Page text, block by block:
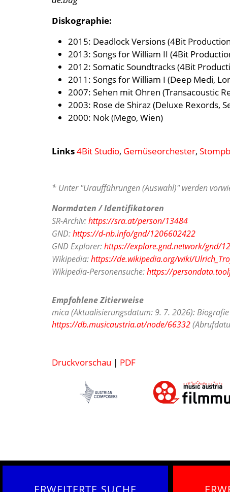
Diskographie:
2015: Deadlock Versions (4Bit
2013: Songs for William II (4Bit
2012: Somatic Soundtracks (4Bit
2011: Songs for William I (Deep Medi,
2007: Sehen mit Ohren (Transacoustic
2003: Rose de Shiraz (Deluxe Rexords,
2000: Nok (Mego, Wien)
Links4Bit Studio, Gemüseorchester,
* Unter "Uraufführungen (Auswahl)" werden
Normdaten / Identifikatoren
SR-Archiv:https://sra.at/person/13484
GND:https://d-nb.info/gnd/1206602422
GND Explorer:https://explore.gnd.network/gnd/
Wikipedia:https://de.wikipedia.org/wiki/
Wikipedia-Personensuche:https://
Empfohlene Zitierweise
mica (Aktualisierungsdatum: 9. 7. 2026):
https://db.musicaustria.at/node/66332
Druckvorschau | PDF
ERWEITERTE SUCHE